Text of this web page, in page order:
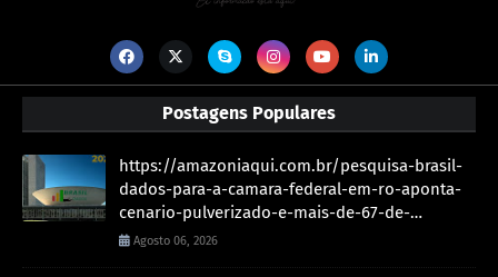
Postagens Populares
https://amazoniaqui.com.br/pesquisa-brasil-
dados-para-a-camara-federal-em-ro-aponta-
cenario-pulverizado-e-mais-de-67-de-
indecisos/
Agosto 06, 2026